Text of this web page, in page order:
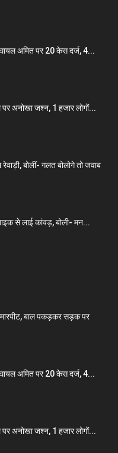
घायल अमित पर 20 केस दर्ज, 4...
अनोखा जश्न, 1 हजार लोगों...
बोलीं- गलत बोलोगे तो जवाब
से लाई कांवड़, बोली- मन...
मारपीट, बाल पकड़कर सड़क पर
घायल अमित पर 20 केस दर्ज, 4...
अनोखा जश्न, 1 हजार लोगों...